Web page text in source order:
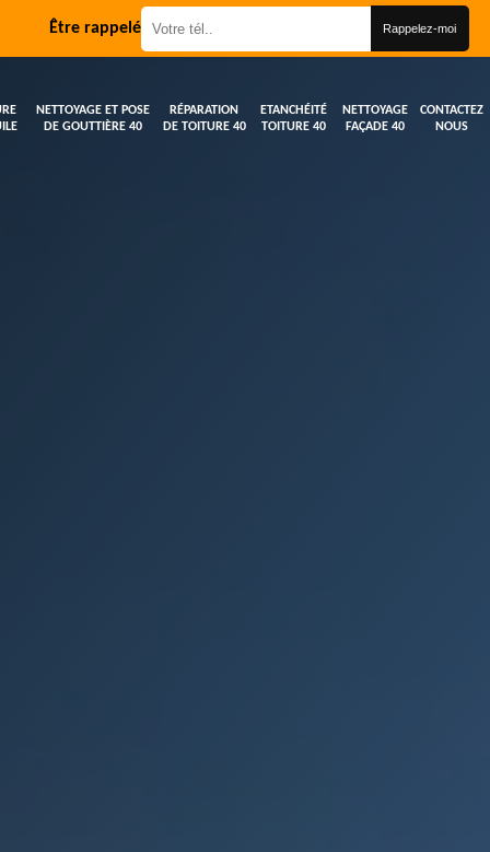
Être rappelé
NETTOYAGE ET POSE
DE GOUTTIÈRE 40
RÉPARATION
DE TOITURE 40
ETANCHÉITÉ
TOITURE 40
NETTOYAGE
FAÇADE 40
CONTACTEZ
NOUS